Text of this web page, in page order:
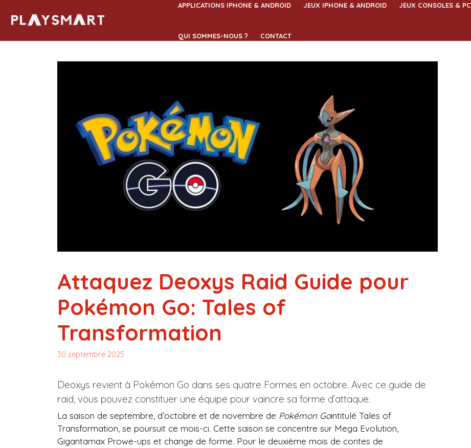
APPLICATIONS IPHONE & ANDROID JEUX IPHONE & ANDROID JEUX CONSOLES & PC
QUI SOMMES-NOUS ? CONTACT
Attaquez Deoxys Raid Guide pour
Pokémon Go: Tales of
Transformation
30 septembre 2025
Deoxys revient à Pokémon Go dans ses quatre Formes en octobre. Avec ce guide de
raid, vous pouvez constituer une équipe pour vaincre sa forme d’attaque.
La saison de septembre, d’octobre et de novembre de Pokémon Gointitulé Tales of
Transformation, se poursuit ce mois-ci. Cette saison se concentre sur Mega Evolution,
Gigantamax Prowe-ups et change de forme. Pour le deuxième mois de contes de